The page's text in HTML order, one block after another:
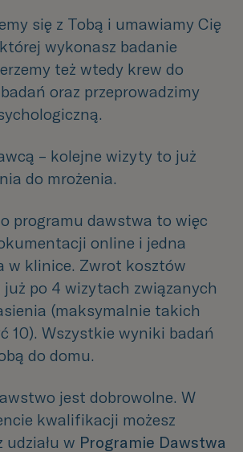
się z Tobą i umawiamy Cię
wykonasz badanie
też wtedy krew do
oraz przeprowadzimy
– kolejne wizyty to już
do mrożenia.
programu dawstwa to więc
online i jedna
w klinice. Zwrot kosztów
już po 4 wizytach związanych
(maksymalnie takich
10). Wszystkie wyniki badań
do domu.
jest dobrowolne. W
kwalifikacji możesz
udziału w Programie Dawstwa